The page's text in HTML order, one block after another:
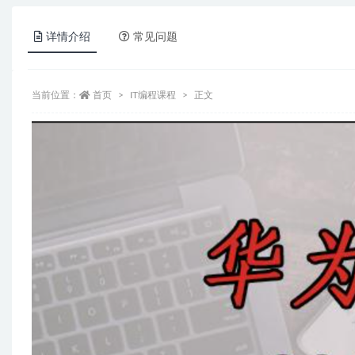
详情介绍 常见问题
当前位置： 首页 IT编程课程 正文